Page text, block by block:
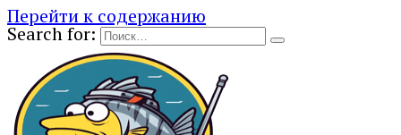
Перейти к содержанию
Search for: